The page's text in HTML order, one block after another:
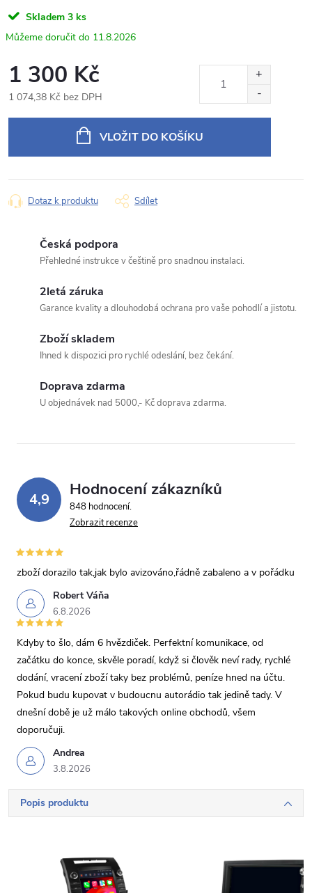
Napište nám svůj dotaz
Produkt:
Ford Fiesta 6
Jméno
Váš dotaz
Odeslat dotaz
Skladem 3 ks
11.8.2026
1 300 Kč
1 074,38 Kč bez DPH
VLOŽIT DO KOŠÍKU
Dotaz k produktu Sdílet
Česká podpora
Přehledné instrukce v češtině pro snadnou instalaci.
2letá záruka
Garance kvality a dlouhodobá ochrana pro vaše pohodlí a jistotu.
Zboží skladem
Ihned k dispozici pro rychlé odeslání, bez čekání.
Doprava zdarma
U objednávek nad 5000,- Kč doprava zdarma.
4,9 Hodnocení zákazníků
848 hodnocení
Zobrazit recenze
Robert Váňa
6.8.2026
zboží dorazilo tak,jak bylo avizováno,řádně zabaleno a v pořádku
Andrea
3.8.2026
Kdyby to šlo, dám 6 hvězdiček. Perfektní komunikace, od
začátku do konce, skvěle poradí, když si člověk neví rady, rychlé
dodání, vracení zboží taky bez problémů, peníze hned na účtu.
Pokud budu kupovat v budoucnu autorádio tak jedině tady. V
dnešní době je už málo takových online obchodů, všem
doporučuji.
Popis produktu